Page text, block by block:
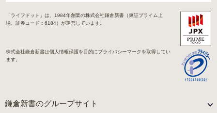
「ライフドット」は、1984年創業の株式会社鎌倉新書（東証プライム上
場、証券コード：6184）が運営しています。
株式会社鎌倉新書は個人情報保護を目的にプライバシーマークを取得してい
ます。
鎌倉新書のグループサイト